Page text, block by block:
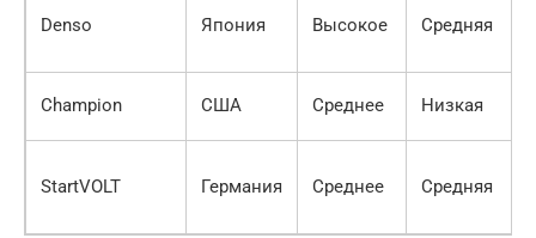
Denso Япония Высокое Средняя
Champion США Среднее Низкая
StartVOLT Германия Среднее Средняя